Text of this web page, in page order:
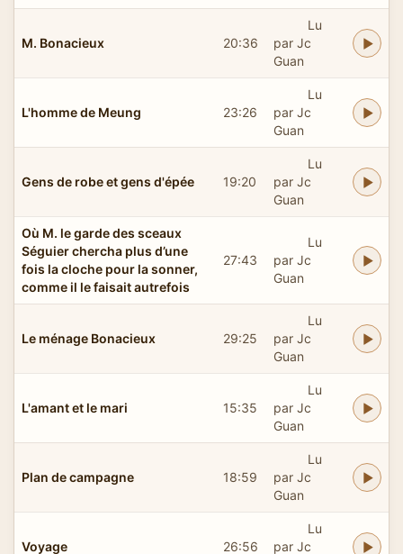
M. Bonacieux 20:36
Lu
par Jc
Guan
L'homme de Meung 23:26
Lu
par Jc
Guan
Gens de robe et gens d'épée 19:20
Lu
par Jc
Guan
Où M. le garde des sceaux
Séguier chercha plus d’une
fois la cloche pour la sonner,
comme il le faisait autrefois
27:43
Lu
par Jc
Guan
Le ménage Bonacieux 29:25
Lu
par Jc
Guan
L'amant et le mari 15:35
Lu
par Jc
Guan
Plan de campagne 18:59
Lu
par Jc
Guan
Voyage 26:56
Lu
par Jc